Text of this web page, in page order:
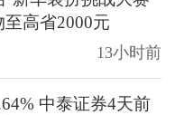
高省2000元
13小时前
中泰证券4天前